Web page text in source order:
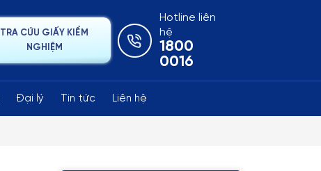
Hotline liên
hệ
1800
0016
TRA CỨU GIẤY KIỂM
NGHIỆM
Đại lý Tin tức Liên hệ